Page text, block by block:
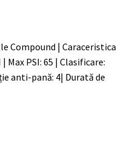
Compound | Caraceristica
PSI: 65 | Clasificare:
anti-pană: 4| Durată de